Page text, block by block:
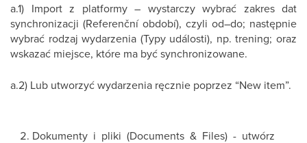
a.1) Import z platformy – wystarczy wybrać zakres dat
synchronizacji (Referenční období), czyli od–do; następnie
wybrać rodzaj wydarzenia (Typy události), np. trening; oraz
wskazać miejsce, które ma być synchronizowane.
a.2) Lub utworzyć wydarzenia ręcznie poprzez “New item”.
Dokumenty i pliki (Documents & Files) - utwórz